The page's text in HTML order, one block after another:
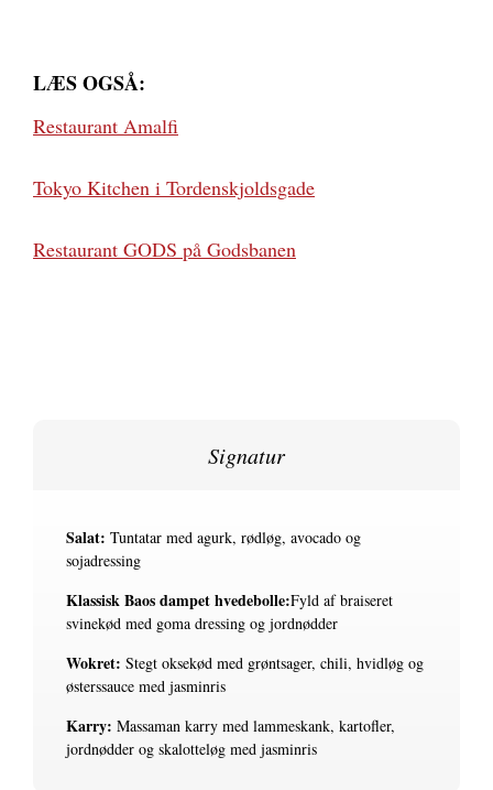
LÆS OGSÅ:
Restaurant Amalfi
Tokyo Kitchen i Tordenskjoldsgade
Restaurant GODS på Godsbanen
Signatur
Salat: Tuntatar med agurk, rødløg, avocado og
sojadressing
Klassisk Baos dampet hvedebolle:Fyld af braiseret
svinekød med goma dressing og jordnødder
Wokret: Stegt oksekød med grøntsager, chili, hvidløg og
østerssauce med jasminris
Karry: Massaman karry med lammeskank, kartofler,
jordnødder og skalotteløg med jasminris